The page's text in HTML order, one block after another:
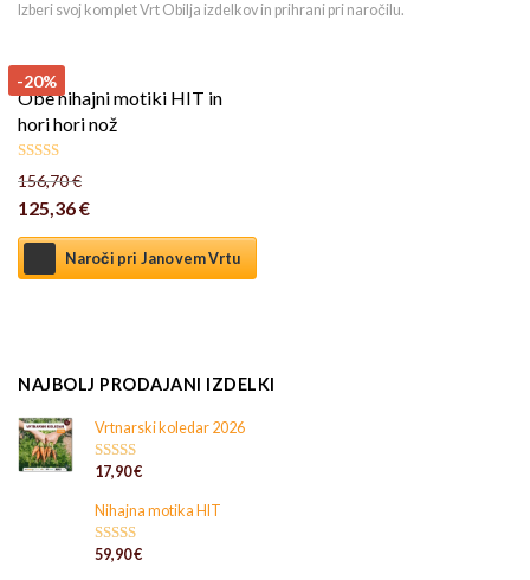
Izberi svoj komplet Vrt Obilja izdelkov in prihrani pri naročilu.
-20%
Obe nihajni motiki HIT in
hori hori nož
Ocenjeno
4.90od 5
156,70€
125,36€
Naroči pri Janovem Vrtu
NAJBOLJ PRODAJANI IZDELKI
Vrtnarski koledar 2026
Ocenjeno
4.95od 5
17,90€
Nihajna motika HIT
Ocenjeno
59,90€